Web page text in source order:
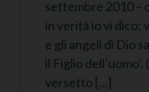
settembre 2010 –
in verità io vi dico:
e gli angeli di Dio
il Figlio
versetto […]